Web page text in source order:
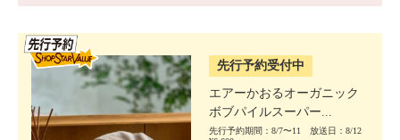
先行予約受付中
エアーかおるオーガニック
ボブパイルスーパー...
先行予約期間：8/7〜11 放送日：8/12